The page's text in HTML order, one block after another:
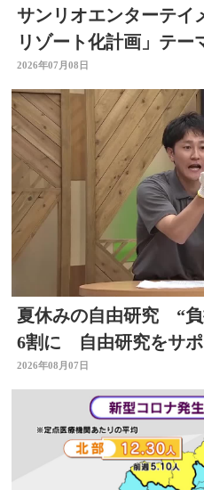
サンリオエンターテイ
リゾート化計画」テ
客の呼び込みも 大分
2026年07月08日
夏休みの自由研究 “
6割に 自由研究をサポ
材 スタジオで「割れ
りも
2026年08月07日